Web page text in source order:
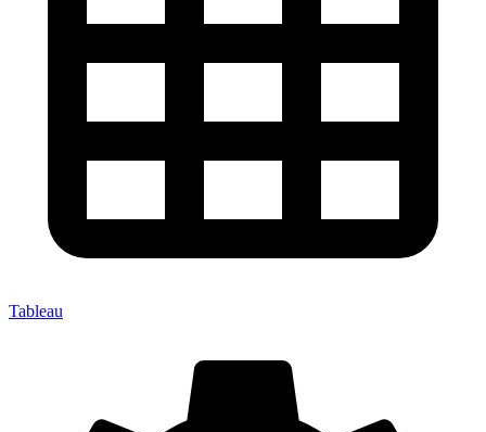
Tableau